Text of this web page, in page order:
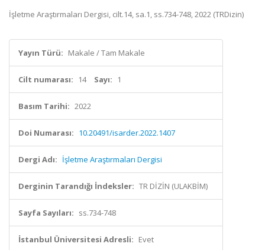
İşletme Araştırmaları Dergisi, cilt.14, sa.1, ss.734-748, 2022 (TRDizin)
Yayın Türü: Makale / Tam Makale
Cilt numarası: 14 Sayı: 1
Basım Tarihi: 2022
Doi Numarası: 10.20491/isarder.2022.1407
Dergi Adı: İşletme Araştırmaları Dergisi
Derginin Tarandığı İndeksler: TR DİZİN (ULAKBİM)
Sayfa Sayıları: ss.734-748
İstanbul Üniversitesi Adresli: Evet